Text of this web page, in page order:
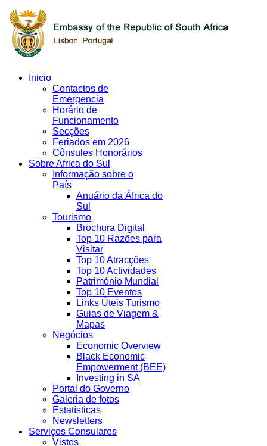
Inicio
Contactos de
Emergencia
Horário de
Funcionamento
Secções
Feriados em 2026
Cônsules Honorários
Sobre Africa do Sul
Informação sobre o
País
Anuário da África do
Sul
Tourismo
Brochura Digital
Top 10 Razões para
Visitar
Top 10 Atracções
Top 10 Actividades
Património Mundial
Top 10 Eventos
Links Úteis Turismo
Guias de Viagem &
Mapas
Negócios
Economic Overview
Black Economic
Empowerment (BEE)
Investing in SA
Portal do Governo
Galeria de fotos
Estatísticas
Newsletters
Serviços Consulares
Vistos